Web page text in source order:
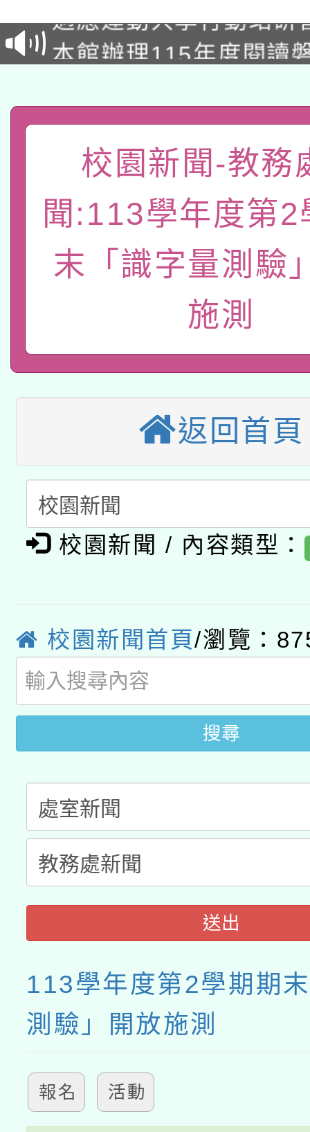
招)
本館辦理115年度閱讀
A3數位素養講師名單
「數位內容與教學軟
pilot」
有關大陸委員會函釋公
薪期間赴陸應申請許可
轉知經濟部水利署委託
業技術研究院辦理「
用水績優單位及節水達
115年8月22日(星期六
開 智慧啟航」
2026年桃園地景藝術
本校115學年度第2次
招甄選結果公告(無人
招)
適應運動共學行動站研
暨閱讀推動專業研習
科技賦能─人工智慧
礎課程
「數位內容與教學軟體
pilot」
有關大陸委員會函釋公
薪期間赴陸應申請許可
轉知經濟部水利署委託
用水績優單位及節水達
動」
桃園市孔廟祈福系列
開 智慧啟航」
2026年桃園地景藝術
校園新聞-教務
聞:113學年度第2
末「識字量測驗
施測
返回首頁
校園新聞 / 內容類型：
校園新聞首頁/瀏覽：
搜尋
送出
113學年度第2學期期
測驗」開放施測
報名 活動